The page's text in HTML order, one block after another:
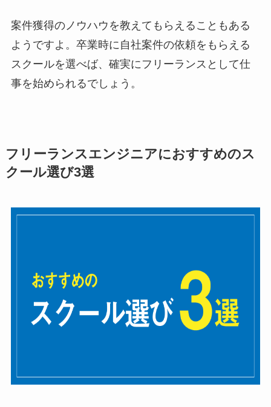
案件獲得のノウハウを教えてもらえることもある
ようですよ。卒業時に自社案件の依頼をもらえる
スクールを選べば、確実にフリーランスとして仕
事を始められるでしょう。
フリーランスエンジニアにおすすめのス
クール選び3選